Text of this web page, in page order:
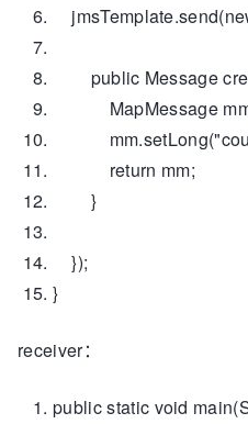
jmsTemplate.send(
public Message
MapMessage mm
mm.setLong(
return mm;
}
});
}
receiver：
publicstatic void